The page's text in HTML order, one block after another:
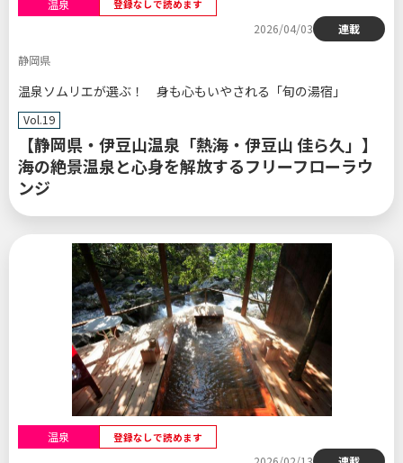
温泉 登録なしで読めます
2026/04/03
連載
静岡県
温泉ソムリエが選ぶ！ 身も心もいやされる「旬の湯宿」
Vol.19
【静岡県・伊豆山温泉「熱海・伊豆山 佳ら久」】
海の絶景温泉と心身を解放するフリーフローラウ
ンジ
温泉 登録なしで読めます